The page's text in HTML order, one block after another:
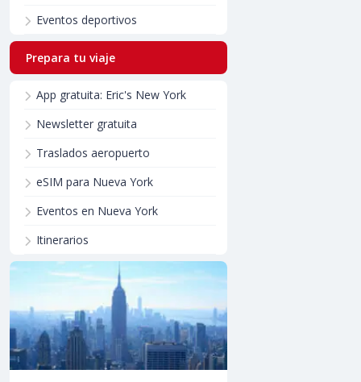
Eventos deportivos
Prepara tu viaje
App gratuita: Eric's New York
Newsletter gratuita
Traslados aeropuerto
eSIM para Nueva York
Eventos en Nueva York
Itinerarios